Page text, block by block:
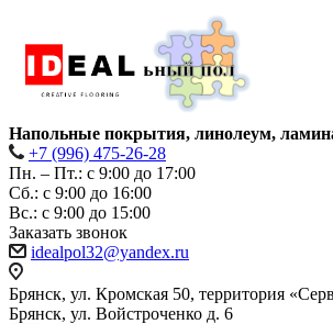
Напольные покрытия, линолеум,
+7 (996) 475-26-28
Пн. – Пт.: с 9:00 до 17:00
Сб.: с 9:00 до 16:00
Bc.: с 9:00 до 15:00
Заказать звонок
idealpol32@yandex.ru
Брянск, ул. Кромская 50, территория
Брянск, ул. Войстроченко д. 6